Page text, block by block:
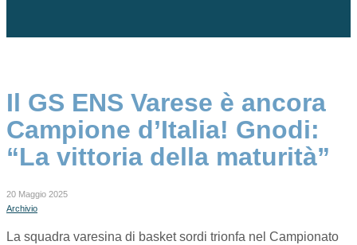
Il GS ENS Varese è ancora
Campione d’Italia! Gnodi:
“La vittoria della maturità”
20 Maggio 2025
Archivio
La squadra varesina di basket sordi trionfa nel Campionato